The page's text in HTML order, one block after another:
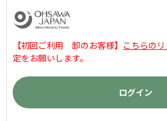
【初回ご利用 卸のお客様】 こちらの
定をお願いします。